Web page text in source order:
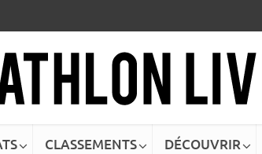
CLASSEMENTS DÉCOUVRIR